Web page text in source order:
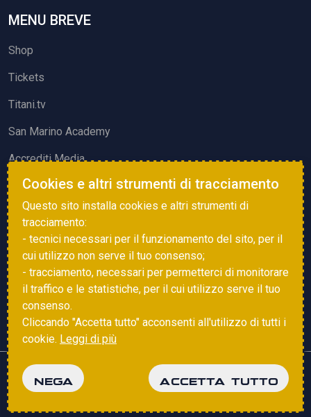
MENU BREVE
Shop
Tickets
Titani.tv
San Marino Academy
Accrediti Media
ATTIVITÀ ED EVENTI
Squadre di Calcio
Associazione Sammarinese Arbitri
Vota gol e parata
Copyright © 2025 FSGC. Tutti i diritti riservati
Cookies e altri strumenti di tracciamento
Questo sito installa cookies e altri strumenti di
tracciamento:
- tecnici necessari per il funzionamento del sito, per il
cui utilizzo non serve il tuo consenso;
- tracciamento, necessari per permetterci di monitorare
il traffico e le statistiche, per il cui utilizzo serve il tuo
consenso.
Cliccando "Accetta tutto" acconsenti all'utilizzo di tutti i
cookie. Leggi di più
NEGA ACCETTA TUTTO